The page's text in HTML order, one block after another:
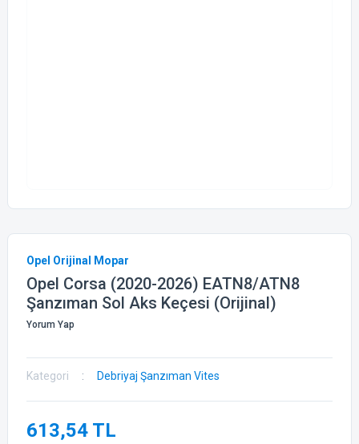
Opel Orijinal Mopar
Opel Corsa (2020-2026) EATN8/ATN8
Şanzıman Sol Aks Keçesi (Orijinal)
Yorum Yap
Kategori Debriyaj Şanzıman Vites
613,54 TL